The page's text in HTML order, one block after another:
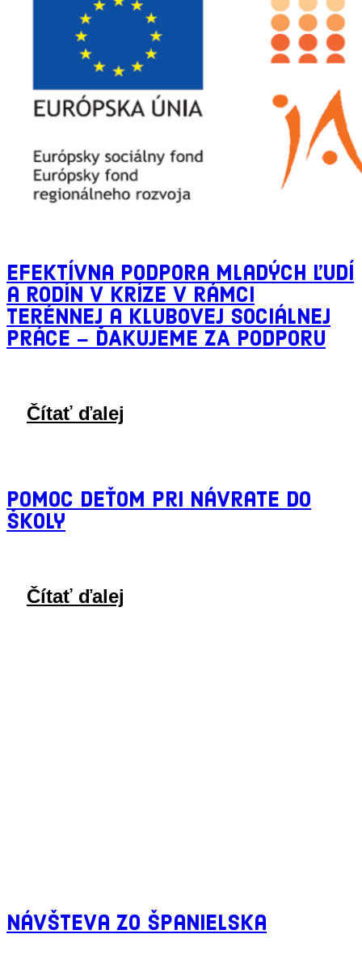
Efektívna podpora mladých ľudí
a rodín v kríze v rámci
terénnej a klubovej sociálnej
práce – ĎAKUJEME ZA PODPORU
Čítať ďalej
Pomoc deťom pri návrate do
školy
Čítať ďalej
Návšteva zo Španielska